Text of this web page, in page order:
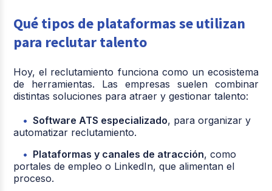
Qué tipos de plataformas se utilizan
para reclutar talento
Hoy, el reclutamiento funciona como un ecosistema
de herramientas. Las empresas suelen combinar
distintas soluciones para atraer y gestionar talento:
Software ATS especializado, para organizar y
automatizar reclutamiento.
Plataformas y canales de atracción, como
portales de empleo o LinkedIn, que alimentan el
proceso.